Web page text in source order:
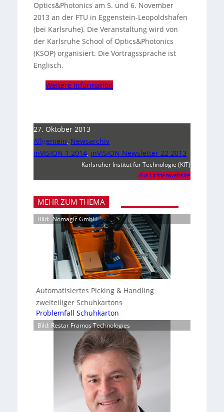
Optics&Photonics am 5. und 6. November
2013 an der FTU in Eggenstein-Leopoldshafen
(bei Karlsruhe). Die Veranstaltung wird von
der Karlsruhe School of Optics&Photonics
(KSOP) organisiert. Die Vortragssprache ist
Englisch.
Weitere Information
27. Oktober 2013
Allgemein, Newsarchiv
inVISION 1 2014, inVISION Newsletter 22 2013
Karlsruher Institut für Technologie (KIT)
Zur Firmenwebsite
MEHR ZUM THEMA
Bild: .Nomagic GmbH
Automatisiertes Picking & Handling
zweiteiliger Schuhkartons
Problemfall Schuhkarton
Bild: Restar Framos Technologies